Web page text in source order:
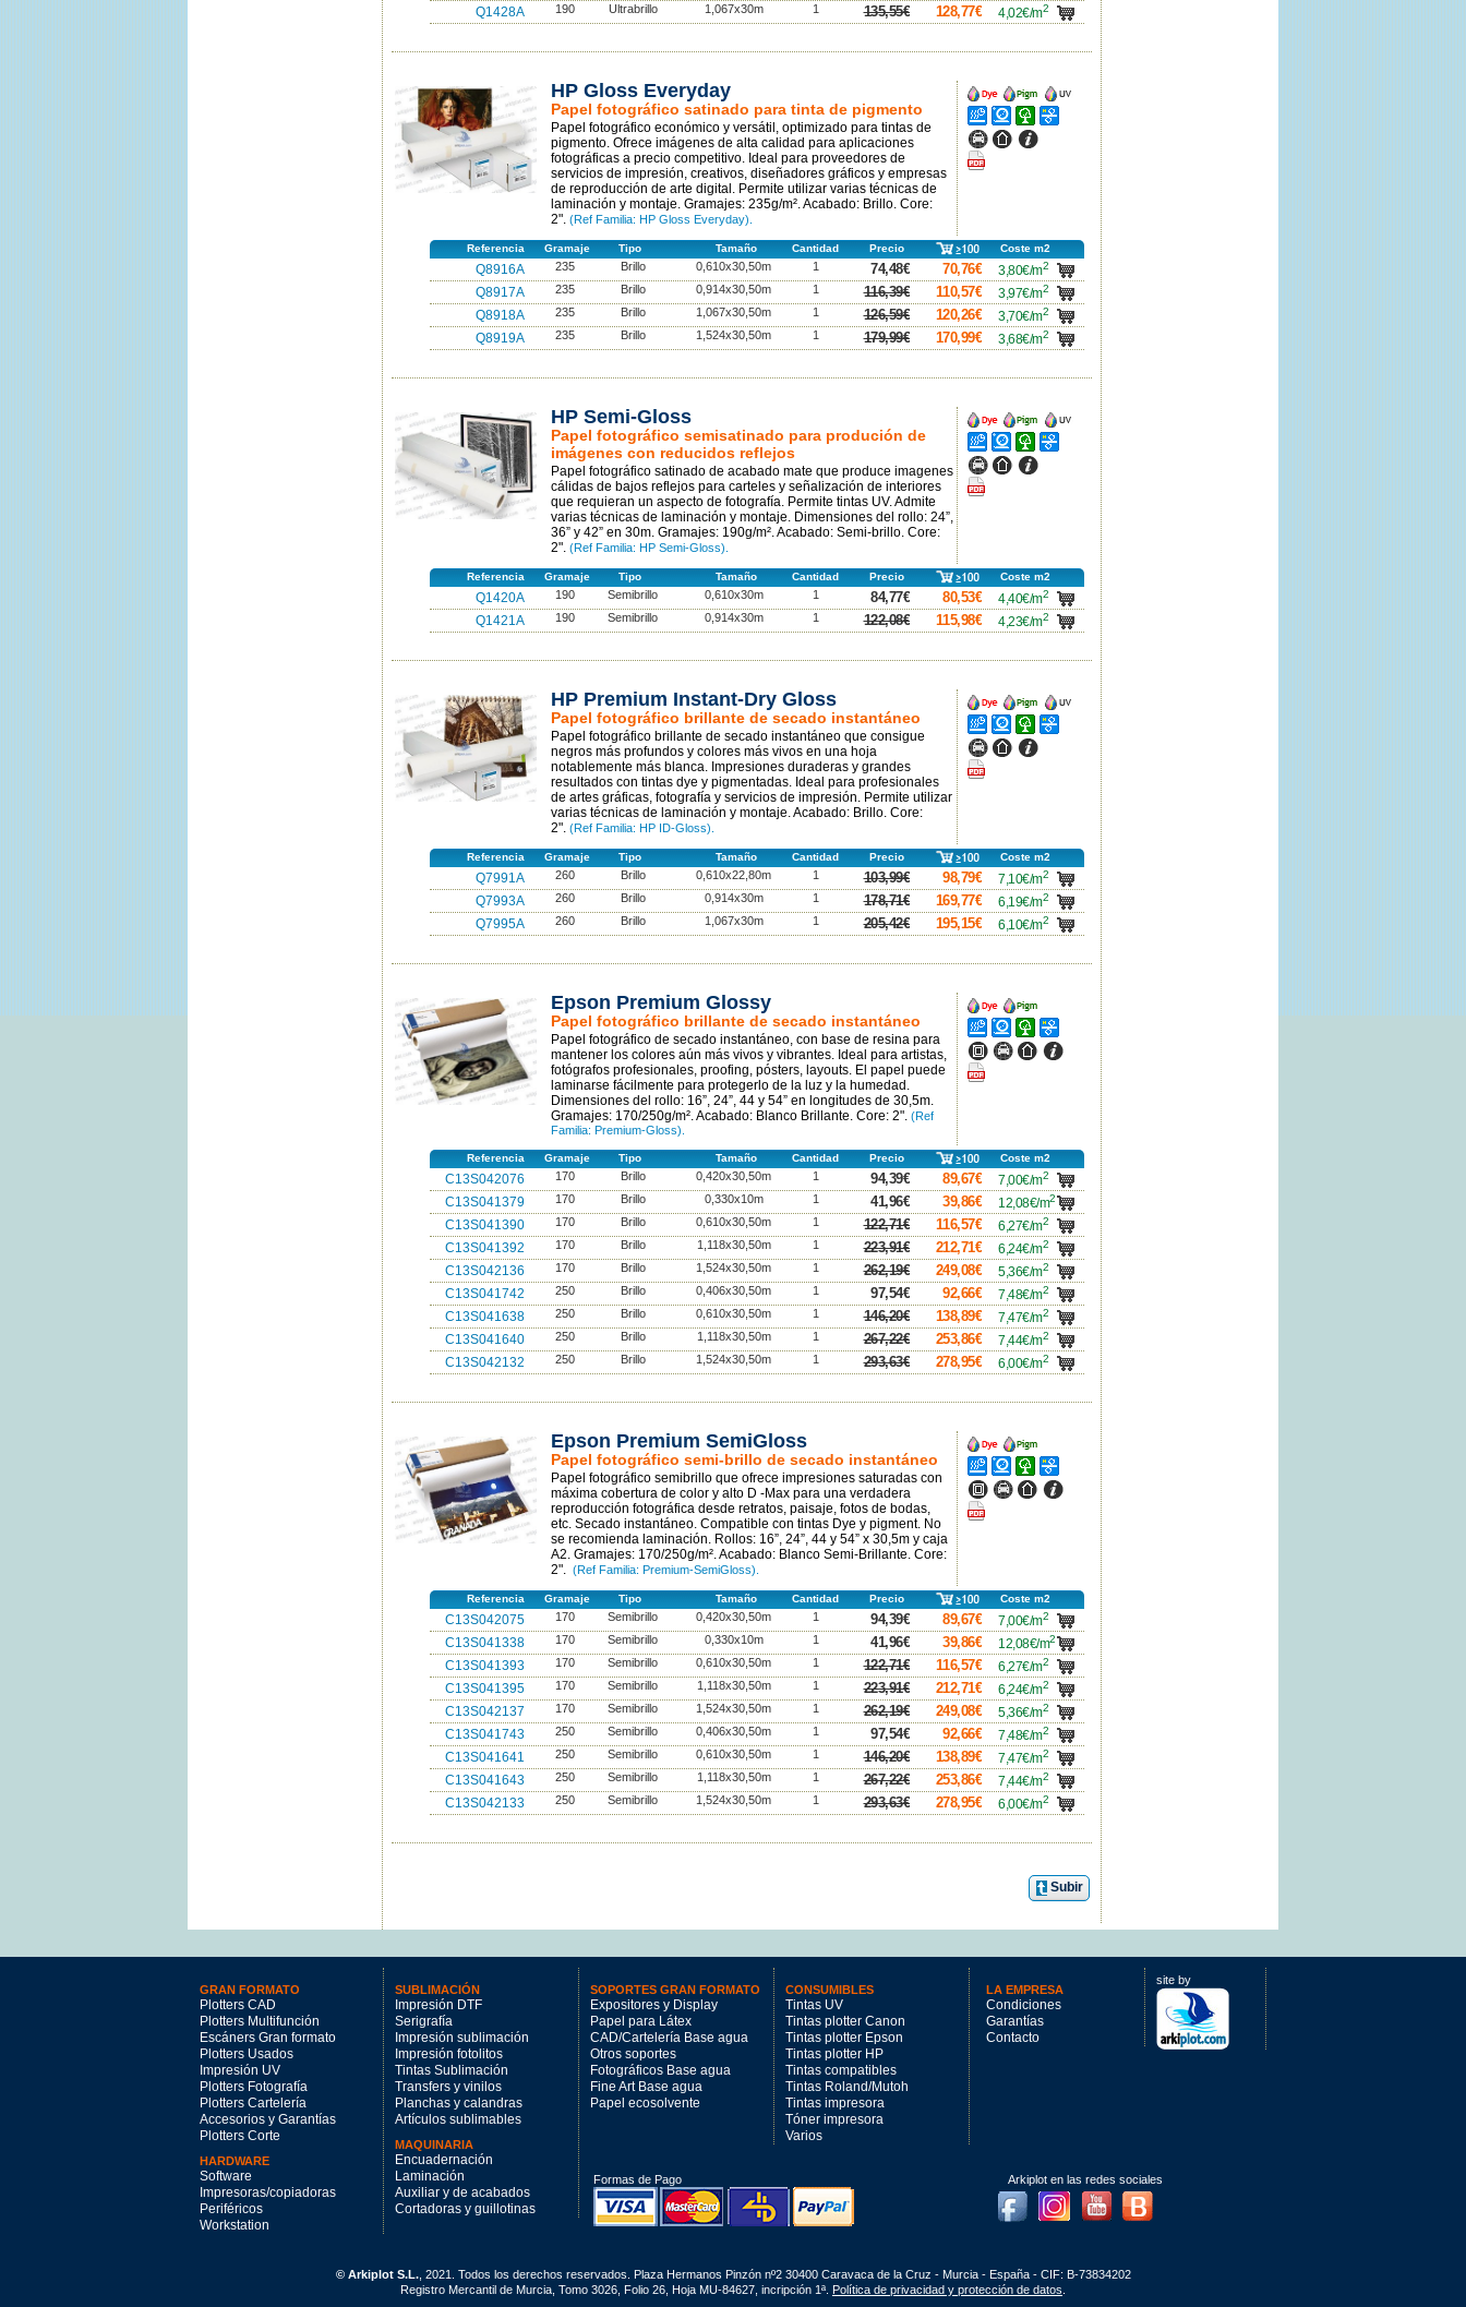
Q1428A 190 Ultrabrillo 1,067x30m 1 135,55€ 128,77€ 4,02€/m2 carro
HP Gloss Everyday
Papel fotográfico satinado para tinta de pigmento
Papel fotográfico económico y versátil, optimizado para tintas de
pigmento. Ofrece imágenes de alta calidad para aplicaciones
fotográficas a precio competitivo. Ideal para proveedores de
servicios de impresión, creativos, diseñadores gráficos y empresas
de reproducción de arte digital. Permite utilizar varias técnicas de
laminación y montaje. Gramajes: 235g/m². Acabado: Brillo. Core:
2". (Ref Familia: HP Gloss Everyday).
Ancho Ancho
Ancho
AnchoAnchoAnchoAncho
AnchoAnchoAncho
Ficha
pdf
Referencia Gramaje Tipo Tamaño Cantidad Precio Coste m2
Q8916A 235 Brillo 0,610x30,50m 1 74,48€ 70,76€ 3,80€/m2 carro
Q8917A 235 Brillo 0,914x30,50m 1 116,39€ 110,57€ 3,97€/m2 carro
Q8918A 235 Brillo 1,067x30,50m 1 126,59€ 120,26€ 3,70€/m2 carro
Q8919A 235 Brillo 1,524x30,50m 1 179,99€ 170,99€ 3,68€/m2 carro
HP Semi-Gloss
Papel fotográfico semisatinado para produción de
imágenes con reducidos reflejos
Papel fotográfico satinado de acabado mate que produce imagenes
cálidas de bajos reflejos para carteles y señalización de interiores
que requieran un aspecto de fotografía. Permite tintas UV. Admite
varias técnicas de laminación y montaje. Dimensiones del rollo: 24”,
36” y 42” en 30m. Gramajes: 190g/m². Acabado: Semi-brillo. Core:
2". (Ref Familia: HP Semi-Gloss).
Ancho Ancho
Ancho
AnchoAnchoAnchoAncho
AnchoAnchoAncho
Ficha
pdf
Referencia Gramaje Tipo Tamaño Cantidad Precio Coste m2
Q1420A 190 Semibrillo 0,610x30m 1 84,77€ 80,53€ 4,40€/m2 carro
Q1421A 190 Semibrillo 0,914x30m 1 122,08€ 115,98€ 4,23€/m2 carro
HP Premium Instant-Dry Gloss
Papel fotográfico brillante de secado instantáneo
Papel fotográfico brillante de secado instantáneo que consigue
negros más profundos y colores más vivos en una hoja
notablemente más blanca. Impresiones duraderas y grandes
resultados con tintas dye y pigmentadas. Ideal para profesionales
de artes gráficas, fotografía y servicios de impresión. Permite utilizar
varias técnicas de laminación y montaje. Acabado: Brillo. Core:
2". (Ref Familia: HP ID-Gloss).
Ancho Ancho
Ancho
AnchoAnchoAnchoAncho
AnchoAnchoAncho
Ficha
pdf
Referencia Gramaje Tipo Tamaño Cantidad Precio Coste m2
Q7991A 260 Brillo 0,610x22,80m 1 103,99€ 98,79€ 7,10€/m2 carro
Q7993A 260 Brillo 0,914x30m 1 178,71€ 169,77€ 6,19€/m2 carro
Q7995A 260 Brillo 1,067x30m 1 205,42€ 195,15€ 6,10€/m2 carro
Epson Premium Glossy
Papel fotográfico brillante de secado instantáneo
Papel fotográfico de secado instantáneo, con base de resina para
mantener los colores aún más vivos y vibrantes. Ideal para artistas,
fotógrafos profesionales, proofing, pósters, layouts. El papel puede
laminarse fácilmente para protegerlo de la luz y la humedad.
Dimensiones del rollo: 16”, 24”, 44 y 54” en longitudes de 30,5m.
Gramajes: 170/250g/m². Acabado: Blanco Brillante. Core: 2". (Ref
Familia: Premium-Gloss).
Ancho
Ancho
AnchoAnchoAnchoAncho
AnchoAnchoAnchoAncho
Ficha
pdf
Referencia Gramaje Tipo Tamaño Cantidad Precio Coste m2
C13S042076 170 Brillo 0,420x30,50m 1 94,39€ 89,67€ 7,00€/m2 carro
C13S041379 170 Brillo 0,330x10m 1 41,96€ 39,86€ 12,08€/m2carro
C13S041390 170 Brillo 0,610x30,50m 1 122,71€ 116,57€ 6,27€/m2 carro
C13S041392 170 Brillo 1,118x30,50m 1 223,91€ 212,71€ 6,24€/m2 carro
C13S042136 170 Brillo 1,524x30,50m 1 262,19€ 249,08€ 5,36€/m2 carro
C13S041742 250 Brillo 0,406x30,50m 1 97,54€ 92,66€ 7,48€/m2 carro
C13S041638 250 Brillo 0,610x30,50m 1 146,20€ 138,89€ 7,47€/m2 carro
C13S041640 250 Brillo 1,118x30,50m 1 267,22€ 253,86€ 7,44€/m2 carro
C13S042132 250 Brillo 1,524x30,50m 1 293,63€ 278,95€ 6,00€/m2 carro
Epson Premium SemiGloss
Papel fotográfico semi-brillo de secado instantáneo
Papel fotográfico semibrillo que ofrece impresiones saturadas con
máxima cobertura de color y alto D -Max para una verdadera
reproducción fotográfica desde retratos, paisaje, fotos de bodas,
etc. Secado instantáneo. Compatible con tintas Dye y pigment. No
se recomienda laminación. Rollos: 16”, 24”, 44 y 54” x 30,5m y caja
A2. Gramajes: 170/250g/m². Acabado: Blanco Semi-Brillante. Core:
2". (Ref Familia: Premium-SemiGloss).
Ancho
Ancho
AnchoAnchoAnchoAncho
AnchoAnchoAnchoAncho
Ficha
pdf
Referencia Gramaje Tipo Tamaño Cantidad Precio Coste m2
C13S042075 170 Semibrillo 0,420x30,50m 1 94,39€ 89,67€ 7,00€/m2 carro
C13S041338 170 Semibrillo 0,330x10m 1 41,96€ 39,86€ 12,08€/m2carro
C13S041393 170 Semibrillo 0,610x30,50m 1 122,71€ 116,57€ 6,27€/m2 carro
C13S041395 170 Semibrillo 1,118x30,50m 1 223,91€ 212,71€ 6,24€/m2 carro
C13S042137 170 Semibrillo 1,524x30,50m 1 262,19€ 249,08€ 5,36€/m2 carro
C13S041743 250 Semibrillo 0,406x30,50m 1 97,54€ 92,66€ 7,48€/m2 carro
C13S041641 250 Semibrillo 0,610x30,50m 1 146,20€ 138,89€ 7,47€/m2 carro
C13S041643 250 Semibrillo 1,118x30,50m 1 267,22€ 253,86€ 7,44€/m2 carro
C13S042133 250 Semibrillo 1,524x30,50m 1 293,63€ 278,95€ 6,00€/m2 carro
Subir
GRAN FORMATO
Plotters CAD
Plotters Multifunción
Escáners Gran formato
Plotters Usados
Impresión UV
Plotters Fotografía
Plotters Cartelería
Accesorios y Garantías
Plotters Corte
HARDWARE
Software
Impresoras/copiadoras
Periféricos
Workstation
SUBLIMACIÓN
Impresión DTF
Serigrafía
Impresión sublimación
Impresión fotolitos
Tintas Sublimación
Transfers y vinilos
Planchas y calandras
Artículos sublimables
MAQUINARIA
Encuadernación
Laminación
Auxiliar y de acabados
Cortadoras y guillotinas
SOPORTES GRAN FORMATO
Expositores y Display
Papel para Látex
CAD/Cartelería Base agua
Otros soportes
Fotográficos Base agua
Fine Art Base agua
Papel ecosolvente
CONSUMIBLES
Tintas UV
Tintas plotter Canon
Tintas plotter Epson
Tintas plotter HP
Tintas compatibles
Tintas Roland/Mutoh
Tintas impresora
Tóner impresora
Varios
LA EMPRESA
Condiciones
Garantías
Contacto
site by
Formas de Pago
Arkiplot en las redes sociales
FacebookInstagramYoutubeBlog
© Arkiplot S.L., 2021. Todos los derechos reservados. Plaza Hermanos Pinzón nº2 30400 Caravaca de la Cruz - Murcia - España - CIF: B-73834202
Registro Mercantil de Murcia, Tomo 3026, Folio 26, Hoja MU-84627, incripción 1ª. Política de privacidad y protección de datos